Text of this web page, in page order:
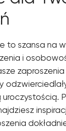
to szansa na
i
uroczystością.